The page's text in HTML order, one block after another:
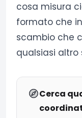
cosa misura
formato che
scambio che
qualsiasi altro
Cerca